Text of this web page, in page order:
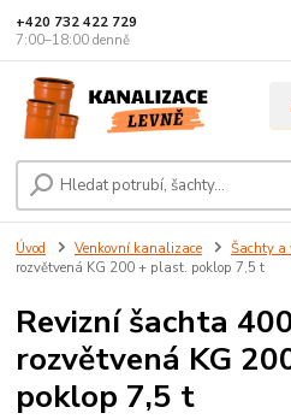
+420 732 422 729
7:00–18:00 denně
Úvod Venkovní kanalizace Šachty a
rozvětvená KG 200 + plast. poklop 7,5 t
Revizní šachta
rozvětvená KG
poklop 7,5 t